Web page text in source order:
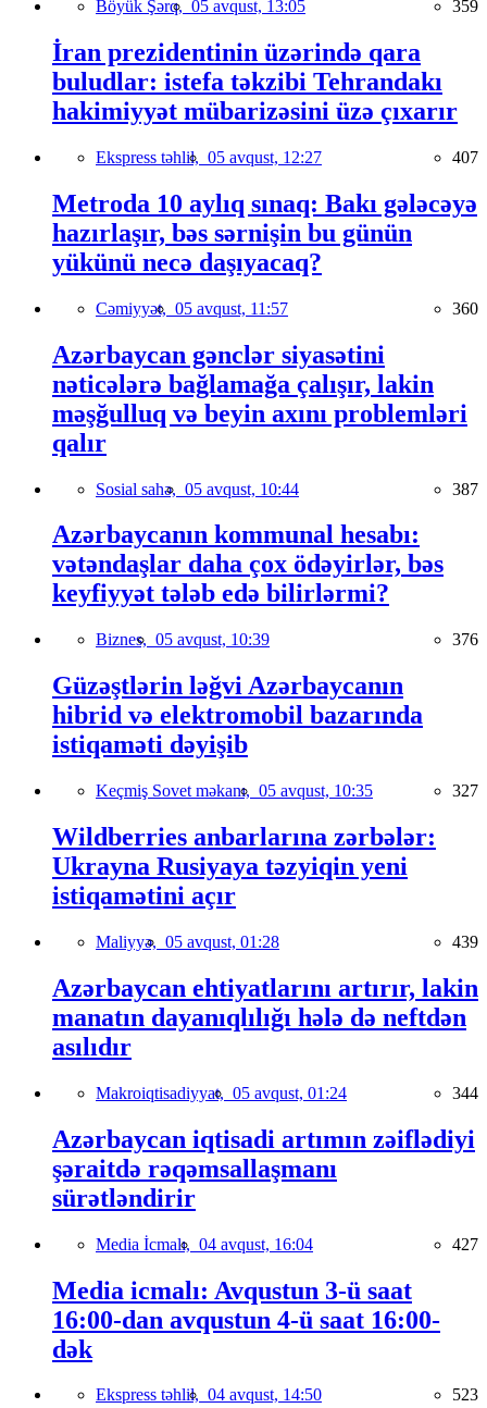
Böyük Şərq, 05 avqust, 13:05 359
İran prezidentinin üzərində qara
buludlar: istefa təkzibi Tehrandakı
hakimiyyət mübarizəsini üzə çıxarır
Ekspress təhlil, 05 avqust, 12:27 407
Metroda 10 aylıq sınaq: Bakı gələcəyə
hazırlaşır, bəs sərnişin bu günün
yükünü necə daşıyacaq?
Cəmiyyət, 05 avqust, 11:57 360
Azərbaycan gənclər siyasətini
nəticələrə bağlamağa çalışır, lakin
məşğulluq və beyin axını problemləri
qalır
Sosial sahə, 05 avqust, 10:44 387
Azərbaycanın kommunal hesabı:
vətəndaşlar daha çox ödəyirlər, bəs
keyfiyyət tələb edə bilirlərmi?
Biznes, 05 avqust, 10:39 376
Güzəştlərin ləğvi Azərbaycanın
hibrid və elektromobil bazarında
istiqaməti dəyişib
Keçmiş Sovet məkanı, 05 avqust, 10:35 327
Wildberries anbarlarına zərbələr:
Ukrayna Rusiyaya təzyiqin yeni
istiqamətini açır
Maliyyə, 05 avqust, 01:28 439
Azərbaycan ehtiyatlarını artırır, lakin
manatın dayanıqlılığı hələ də neftdən
asılıdır
Makroiqtisadiyyat, 05 avqust, 01:24 344
Azərbaycan iqtisadi artımın zəiflədiyi
şəraitdə rəqəmsallaşmanı
sürətləndirir
Media İcmalı, 04 avqust, 16:04 427
Media icmalı: Avqustun 3-ü saat
16:00-dan avqustun 4-ü saat 16:00-
dək
Ekspress təhlil, 04 avqust, 14:50 523